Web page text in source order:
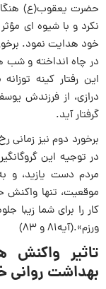
حضرت یعقوب‌(ع) هنگام
نکرد و با شیوه اى
خود هدایت نمود.
در چاه انداخته و شب
این رفتار کینه
درازى، از فرزندش
گرفتار آید.
برخورد دوم نیز زمانى
در توجیه این
مردم دست‌ یازید، و
موقعیت، تنها
کار را براى شما زیبا
ورزم‌».(آیه‌81 و ۸۳)
تاثیر واکنش
بهداشت روانی